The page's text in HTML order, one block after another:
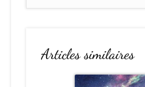
Articles similaires